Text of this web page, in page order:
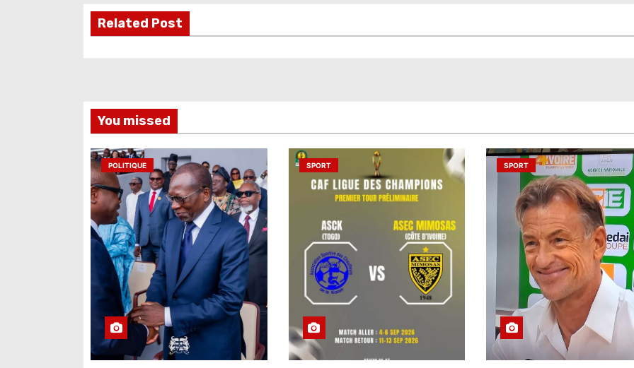
n
l
’
a
r
t
i
c
l
e
Related Post
You missed
POLITIQUE SPORT SPORT